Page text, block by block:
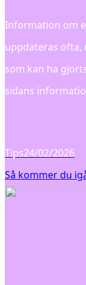
Information om
uppdateras ofta,
som kan ha
sidans
Tips24/02/2026
Så kommer du